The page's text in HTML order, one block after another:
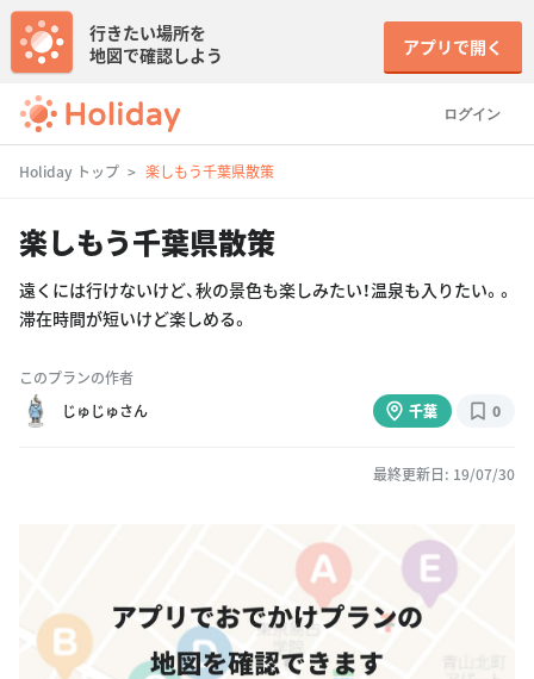
ログイン
行きたい場所を
地図で確認しよう
アプリで開く
Holiday トップ 楽しもう千葉県散策
楽しもう千葉県散策
遠くには行けないけど、秋の景色も楽しみたい！温泉も入りたい。。
滞在時間が短いけど楽しめる。
このプランの作者
じゅじゅさん
千葉 0
最終更新日: 19/07/30